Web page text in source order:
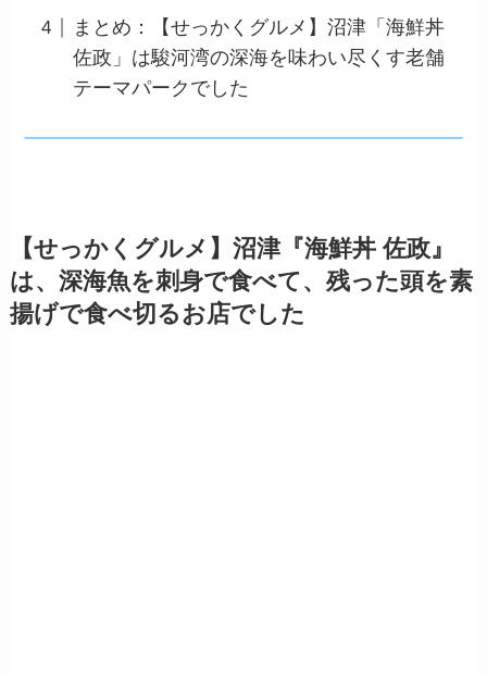
まとめ：【せっかくグルメ】沼津「海鮮丼
佐政」は駿河湾の深海を味わい尽くす老舗
テーマパークでした
【せっかくグルメ】沼津『海鮮丼 佐政』
は、深海魚を刺身で食べて、残った頭を素
揚げで食べ切るお店でした